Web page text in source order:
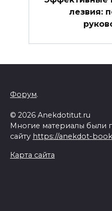
лезвия:
Форум.
© 2026 Anekdotitut.ru
Многие материалы были
сайту https://anekdot-
Карта сайта